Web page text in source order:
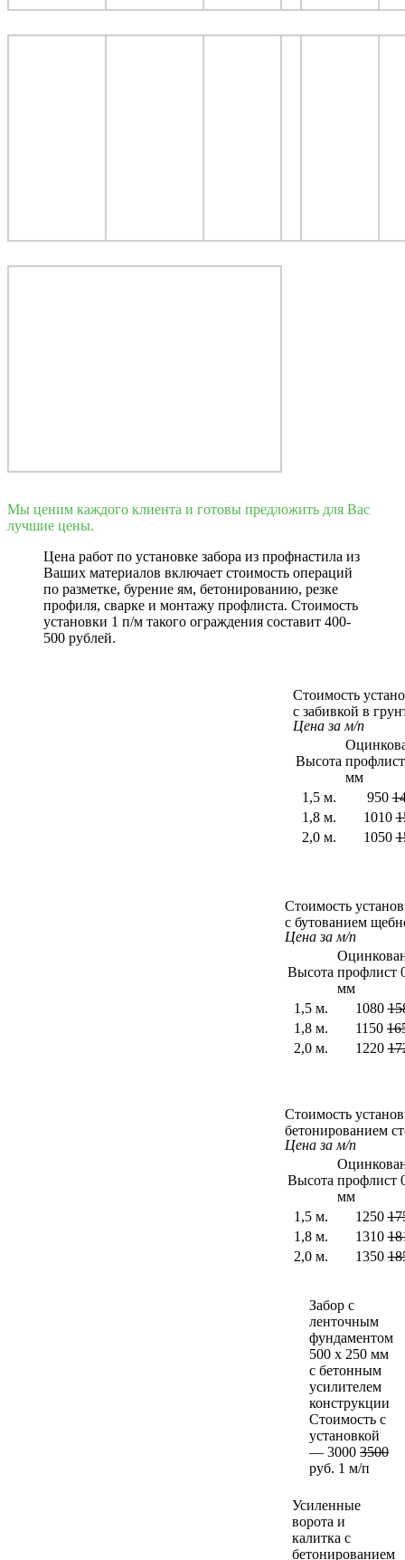
Мы ценим каждого клиента и готовы предложить для Вас
лучшие цены.
Цена работ по установке забора из профнастила из
Ваших материалов включает стоимость операций
по разметке, бурение ям, бетонированию, резке
профиля, сварке и монтажу профлиста. Стоимость
установки 1 п/м такого ограждения составит 400-
500 рублей.
Стоимость
с забивкой в
Цена за м/п
Высота
мм
1,5 м.
950
1,8 м.
1010
2,0 м.
1050
Стоимость
с бутованием
Цена за м/п
Высота профлист
мм
1,5 м.
1080
1,8 м.
1150
2,0 м.
1220
Стоимость
бетонированием
Цена за м/п
Высота профлист
мм
1,5 м.
1250
1,8 м.
1310
2,0 м.
1350
Забор с
ленточным
фундаментом
500 х 250 мм
с бетонным
усилителем
конструкции
Стоимость с
установкой
— 3000 3500
руб. 1 м/п
Усиленные
ворота и
калитка с
бетонированием